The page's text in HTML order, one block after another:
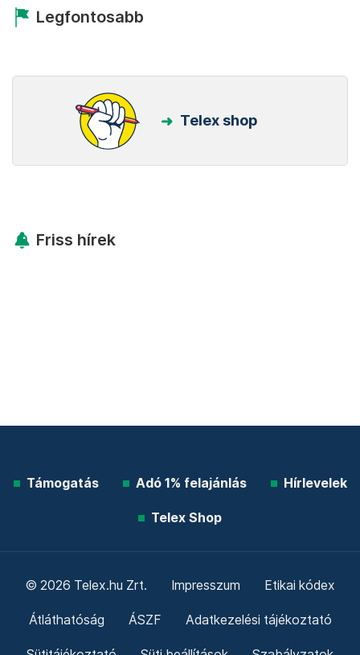
Legfontosabb
Telex shop
Friss hírek
Támogatás Adó 1% felajánlás Hírlevelek
Telex Shop
© 2026 Telex.hu Zrt. Impresszum Etikai kódex
Átláthatóság ÁSZF Adatkezelési tájékoztató